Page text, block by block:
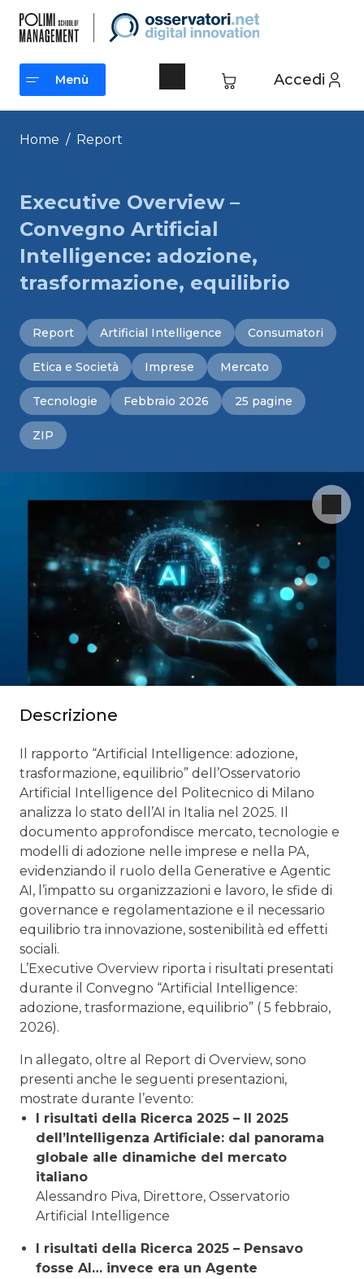
contenuto
Accedi
Menù
Menù
Home / Report
Executive Overview –
Convegno Artificial
Intelligence: adozione,
trasformazione, equilibrio
Report Artificial Intelligence Consumatori
Etica e Società Imprese Mercato
Tecnologie Febbraio 2026 25 pagine
ZIP
Descrizione
Il rapporto “Artificial Intelligence: adozione,
trasformazione, equilibrio” dell’Osservatorio
Artificial Intelligence del Politecnico di Milano
analizza lo stato dell’AI in Italia nel 2025. Il
documento approfondisce mercato, tecnologie e
modelli di adozione nelle imprese e nella PA,
evidenziando il ruolo della Generative e Agentic
AI, l’impatto su organizzazioni e lavoro, le sfide di
governance e regolamentazione e il necessario
equilibrio tra innovazione, sostenibilità ed effetti
sociali.
L’Executive Overview riporta i risultati presentati
durante il Convegno “Artificial Intelligence:
adozione, trasformazione, equilibrio” ( 5 febbraio,
2026).
In allegato, oltre al Report di Overview, sono
presenti anche le seguenti presentazioni,
mostrate durante l’evento:
I risultati della Ricerca 2025 – Il 2025
dell’Intelligenza Artificiale: dal panorama
globale alle dinamiche del mercato
italiano
Alessandro Piva, Direttore, Osservatorio
Artificial Intelligence
I risultati della Ricerca 2025 – Pensavo
fosse AI… invece era un Agente